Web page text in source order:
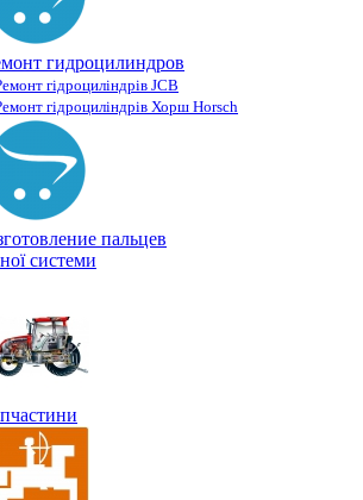
гидроцилиндров
гідроциліндрів JCB
гідроциліндрів Хорш Horsch
пальцев
системи